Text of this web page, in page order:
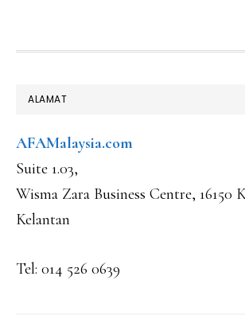
FOOTER
ALAMAT
AFAMalaysia.com
Suite 1.03,
Wisma Zara Business Centre, 16150
Kelantan
Tel: 014 526 0639